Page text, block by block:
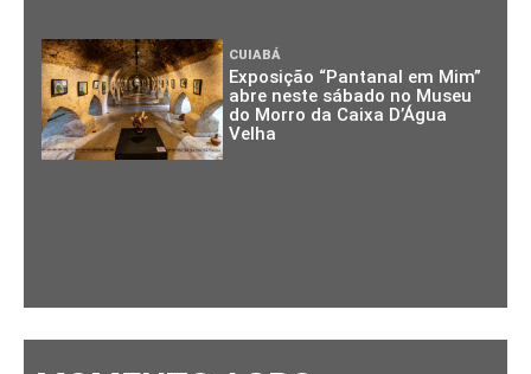
CUIABÁ
Exposição “Pantanal em Mim”
abre neste sábado no Museu
do Morro da Caixa D’Água
Velha